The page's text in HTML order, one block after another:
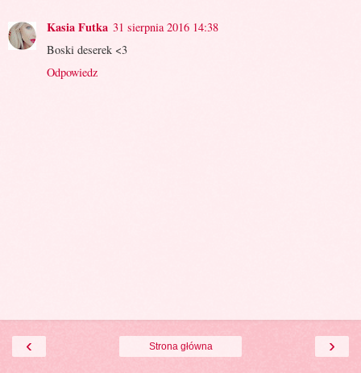
Kasia Futka 31 sierpnia 2016 14:38
Boski deserek <3
Odpowiedz
‹ ›
Strona główna